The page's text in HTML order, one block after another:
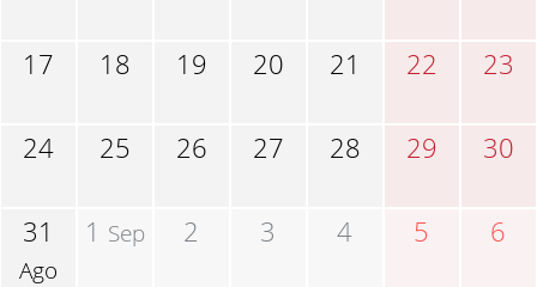
17 18 19 20 21 22 23
24 25 26 27 28 29 30
31
Ago
1 Sep 2 3 4 5 6